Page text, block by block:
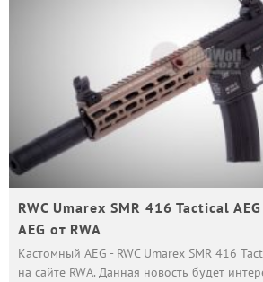
RWC Umarex SMR 416 Tactical
AEG от RWA
Кастомный AEG - RWC Umarex SMR 416
на сайте RWA. Данная новость будет